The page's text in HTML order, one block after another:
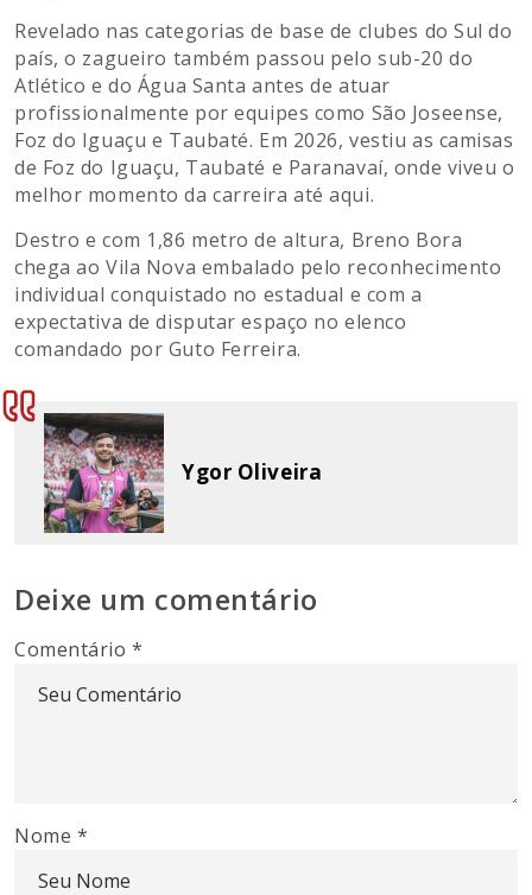
Revelado nas categorias de base de clubes do Sul do
país, o zagueiro também passou pelo sub-20 do
Atlético e do Água Santa antes de atuar
profissionalmente por equipes como São Joseense,
Foz do Iguaçu e Taubaté. Em 2026, vestiu as camisas
de Foz do Iguaçu, Taubaté e Paranavaí, onde viveu o
melhor momento da carreira até aqui.
Destro e com 1,86 metro de altura, Breno Bora
chega ao Vila Nova embalado pelo reconhecimento
individual conquistado no estadual e com a
expectativa de disputar espaço no elenco
comandado por Guto Ferreira.
Ygor Oliveira
Deixe um comentário
Comentário*
Nome *